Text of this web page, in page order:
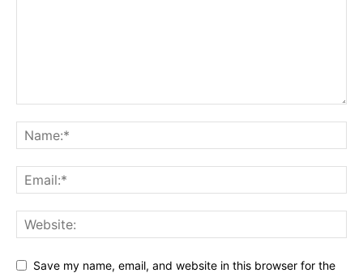
Save my name, email, and website in this browser for the